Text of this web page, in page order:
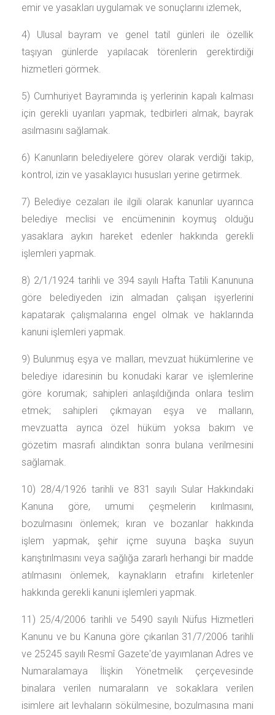
emir ve yasakları uygulamak ve sonuçlarını izlemek,
4) Ulusal bayram ve genel tatil günleri ile özellik
taşıyan günlerde yapılacak törenlerin gerektirdiği
hizmetleri görmek.
5) Cumhuriyet Bayramında iş yerlerinin kapalı kalması
için gerekli uyarıları yapmak, tedbirleri almak, bayrak
asılmasını sağlamak.
6) Kanunların belediyelere görev olarak verdiği takip,
kontrol, izin ve yasaklayıcı hususları yerine getirmek.
7) Belediye cezaları ile ilgili olarak kanunlar uyarınca
belediye meclisi ve encümeninin koymuş olduğu
yasaklara aykırı hareket edenler hakkında gerekli
işlemleri yapmak.
8) 2/1/1924 tarihli ve 394 sayılı Hafta Tatili Kanununa
göre belediyeden izin almadan çalışan işyerlerini
kapatarak çalışmalarına engel olmak ve haklarında
kanuni işlemleri yapmak.
9) Bulunmuş eşya ve malları, mevzuat hükümlerine ve
belediye idaresinin bu konudaki karar ve işlemlerine
göre korumak; sahipleri anlaşıldığında onlara teslim
etmek; sahipleri çıkmayan eşya ve malların,
mevzuatta ayrıca özel hüküm yoksa bakım ve
gözetim masrafı alındıktan sonra bulana verilmesini
sağlamak.
10) 28/4/1926 tarihli ve 831 sayılı Sular Hakkındaki
Kanuna göre, umumi çeşmelerin kırılmasını,
bozulmasını önlemek; kıran ve bozanlar hakkında
işlem yapmak, şehir içme suyuna başka suyun
karıştırılmasını veya sağlığa zararlı herhangi bir madde
atılmasını önlemek, kaynakların etrafını kirletenler
hakkında gerekli kanuni işlemleri yapmak.
11) 25/4/2006 tarihli ve 5490 sayılı Nüfus Hizmetleri
Kanunu ve bu Kanuna göre çıkarılan 31/7/2006 tarihli
ve 25245 sayılı Resmî Gazete'de yayımlanan Adres ve
Numaralamaya İlişkin Yönetmelik çerçevesinde
binalara verilen numaraların ve sokaklara verilen
isimlere ait levhaların sökülmesine, bozulmasına mani